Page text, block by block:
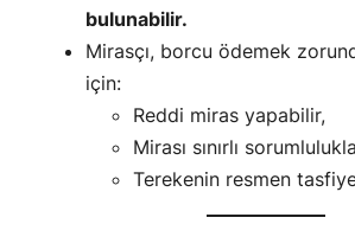
bulunabilir.
Mirasçı, borcu ödemek
için:
Reddi miras yapabilir,
Mirası sınırlı
Terekenin resmen